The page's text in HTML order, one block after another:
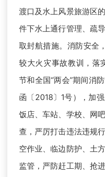
渡口及水上风景旅游区
件下水上通行管理、疏
取封航措施。消防安全
较大火灾事故教训，落
节和全国“两会”期间消
函〔2018〕1号），加
饭店、车站、学校、网
查，严厉打击违法违规
空作业、临边防护、土
监管，严防赶工期、抢